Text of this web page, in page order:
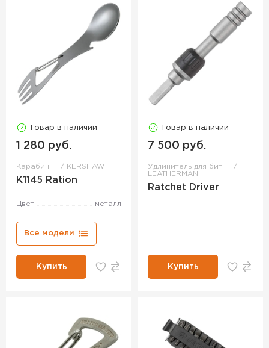
Товар в наличии
1 280 руб.
Карабин KERSHAW
K1145 Ration
Цвет металл
Все модели
Купить
Товар в наличии
7 500 руб.
Удлинитель для бит
LEATHERMAN
Ratchet Driver
Купить